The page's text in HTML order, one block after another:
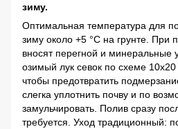
зиму.
Оптимальная температура для
зиму около +5 °C на грунте. При
вносят перегной и
озимый лук севок по схеме
чтобы предотвратить
слегка уплотнить почву и по
замульчировать. Полив сразу
требуется. Уход традиционный: